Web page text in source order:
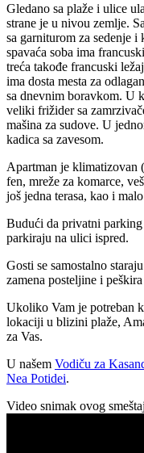
Gledano sa plaže i ulice
strane je u nivou zemlje.
sa garniturom za sedenje i
spavaća soba ima
treća takođe francuski
ima dosta mesta za
sa dnevnim boravkom. U
veliki frižider sa
mašina za sudove. U
kadica sa zavesom.
Apartman je klimatizovan
fen, mreže za komarce,
još jedna terasa, kao i
Budući da privatni
parkiraju na ulici ispred.
Gosti se samostalno
zamena posteljine i
Ukoliko Vam je potreban
lokaciji u blizini plaže,
za Vas.
U našem Vodiču za
Nea Potidei.
Video snimak ovog